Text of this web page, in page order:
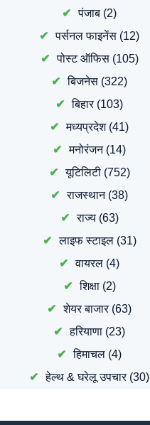
पंजाब (2)
पर्सनल फाइनेंस (12)
पोस्ट ऑफिस(105)
बिजनेस (322)
बिहार(103)
मध्यप्रदेश(41)
मनोरंजन(14)
यूटिलिटी(752)
राजस्थान(38)
राज्य(63)
लाइफ स्टाइल(31)
वायरल (4)
शिक्षा(2)
शेयर बाजार(63)
हरियाणा (23)
हिमाचल (4)
हेल्थ & घरेलू उपचार(30)